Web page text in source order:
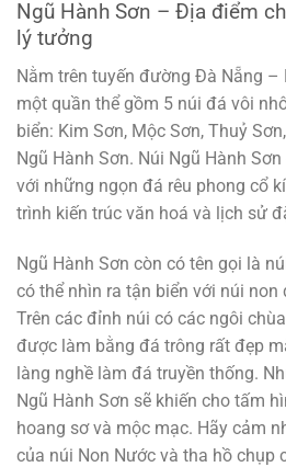
Ngũ Hành Sơn – Địa điểm
lý tưởng
Nằm trên tuyến đường Đà Nẵng –
một quần thể gồm 5 núi đá vôi
biển: Kim Sơn, Mộc Sơn, Thuỷ
Ngũ Hành Sơn. Núi Ngũ Hành
với những ngọn đá rêu phong cổ
trình kiến trúc văn hoá và lịch sử
Ngũ Hành Sơn còn có tên gọi là
có thể nhìn ra tận biển với núi non
Trên các đỉnh núi có các ngôi
được làm bằng đá trông rất đẹp
làng nghề làm đá truyền thống.
Ngũ Hành Sơn sẽ khiến cho tấm
hoang sơ và mộc mạc. Hãy cảm
của núi Non Nước và tha hồ chụp